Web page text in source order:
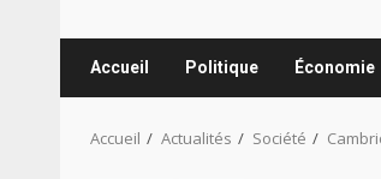
Accueil Politique Économie
Accueil Actualités Société